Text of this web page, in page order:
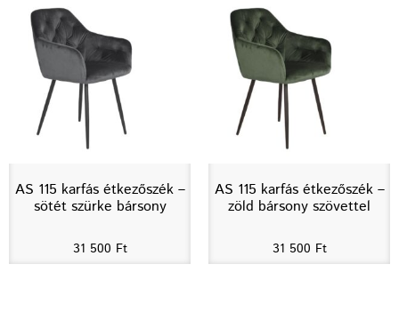
AS 115 karfás étkezőszék –
sötét szürke bársony
31 500 Ft
AS 115 karfás étkezőszék –
zöld bársony szövettel
31 500 Ft